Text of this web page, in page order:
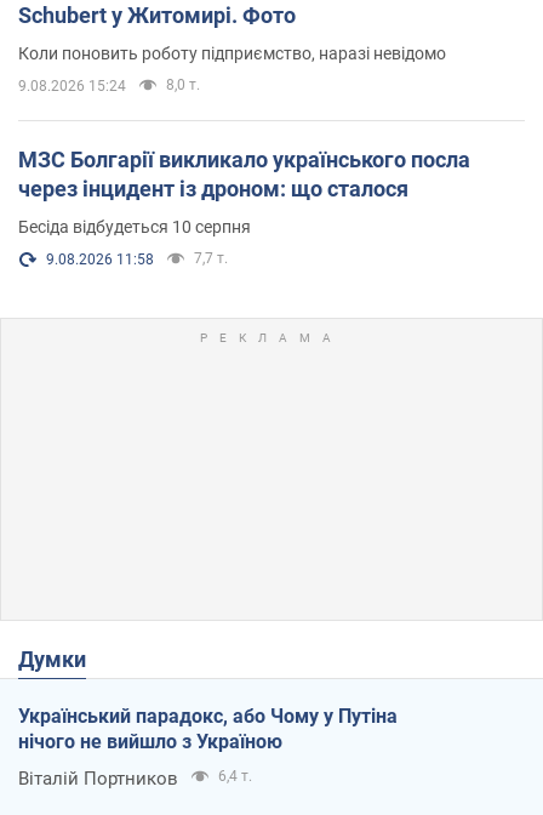
Schubert у Житомирі. Фото
Коли поновить роботу підприємство, наразі невідомо
9.08.2026 15:24 8,0 т.
МЗС Болгарії викликало українського посла
через інцидент із дроном: що сталося
Бесіда відбудеться 10 серпня
9.08.2026 11:58 7,7 т.
Думки
Український парадокс, або Чому у Путіна
нічого не вийшло з Україною
Віталій Портников 6,4 т.